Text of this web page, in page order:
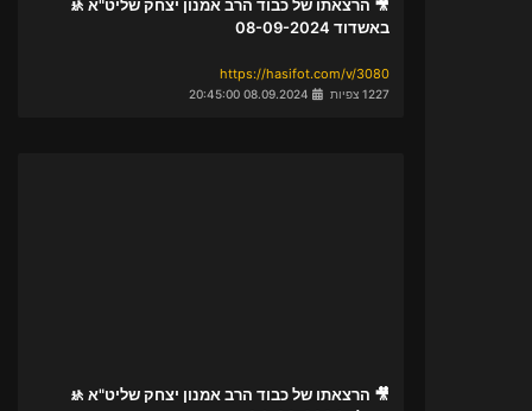
🎥 הרצאתו של כבוד הרב אמנון יצחק שליט"א 🚸
באשדוד 08-09-2024
https://hasifot.com/v/3080
1227 צפיות
🎥 הרצאתו של כבוד הרב אמנון יצחק שליט"א 🚸